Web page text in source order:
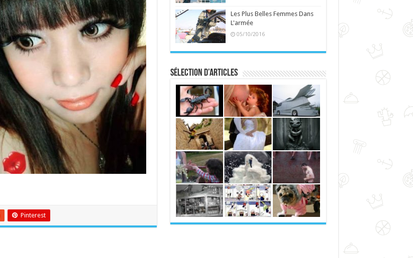
Pinterest
Les Plus Belles Femmes Dans
L'armée
05/10/2016
Sélection d’articles